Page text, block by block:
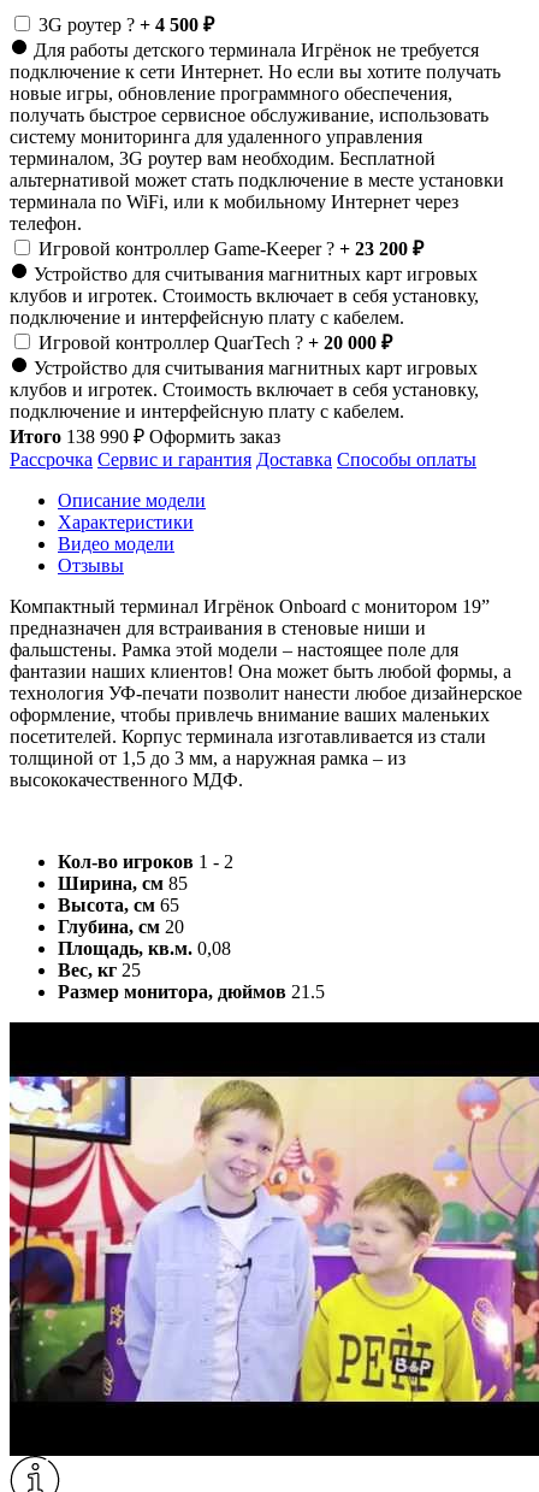
3G роутер ? + 4 500 ₽
Для работы детского терминала Игрёнок не требуется
подключение к сети Интернет. Но если вы хотите получать
новые игры, обновление программного обеспечения,
получать быстрое сервисное обслуживание, использовать
систему мониторинга для удаленного управления
терминалом, 3G роутер вам необходим. Бесплатной
альтернативой может стать подключение в месте установки
терминала по WiFi, или к мобильному Интернет через
телефон.
Игровой контроллер Game-Keeper? + 23 200 ₽
Устройство для считывания магнитных карт игровых
клубов и игротек. Стоимость включает в себя установку,
подключение и интерфейсную плату с кабелем.
Игровой контроллер QuarTech ? + 20 000 ₽
Устройство для считывания магнитных карт игровых
клубов и игротек. Стоимость включает в себя установку,
подключение и интерфейсную плату с кабелем.
Итого 138 990 ₽ Оформить заказ
Рассрочка Сервис и гарантия Доставка Способы оплаты
Описание модели
Характеристики
Видео модели
Отзывы
Компактный терминал Игрёнок Onboard с монитором 19”
предназначен для встраивания в стеновые ниши и
фальшстены. Рамка этой модели – настоящее поле для
фантазии наших клиентов! Она может быть любой формы, а
технология УФ-печати позволит нанести любое дизайнерское
оформление, чтобы привлечь внимание ваших маленьких
посетителей. Корпус терминала изготавливается из стали
толщиной от 1,5 до 3 мм, а наружная рамка – из
высококачественного МДФ.
Кол-во игроков 1 - 2
Ширина, см 85
Высота, см 65
Глубина, см 20
Площадь, кв.м. 0,08
Вес, кг 25
Размер монитора, дюймов 21.5